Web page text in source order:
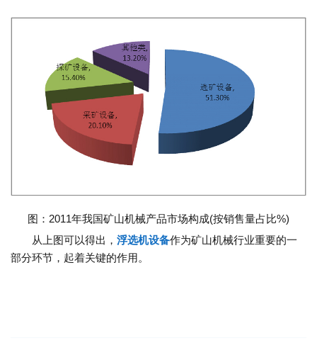
图：2011年我国矿山机械产品市场构成(按销售量占比%)
从上图可以得出， 浮选机设备作为矿山机械行业重要的一
部分环节，起着关键的作用。